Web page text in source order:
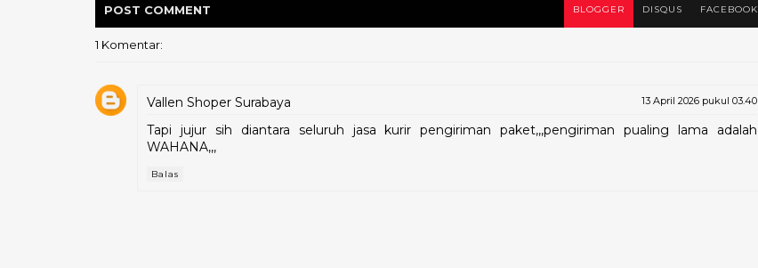
POST COMMENT BLOGGER DISQUS FACEBOOK
1 Komentar:
Vallen Shoper Surabaya 13 April 2026 pukul 03.40
Tapi jujur sih diantara seluruh jasa kurir pengiriman paket,,,pengiriman pualing lama adalah
WAHANA,,,
Balas